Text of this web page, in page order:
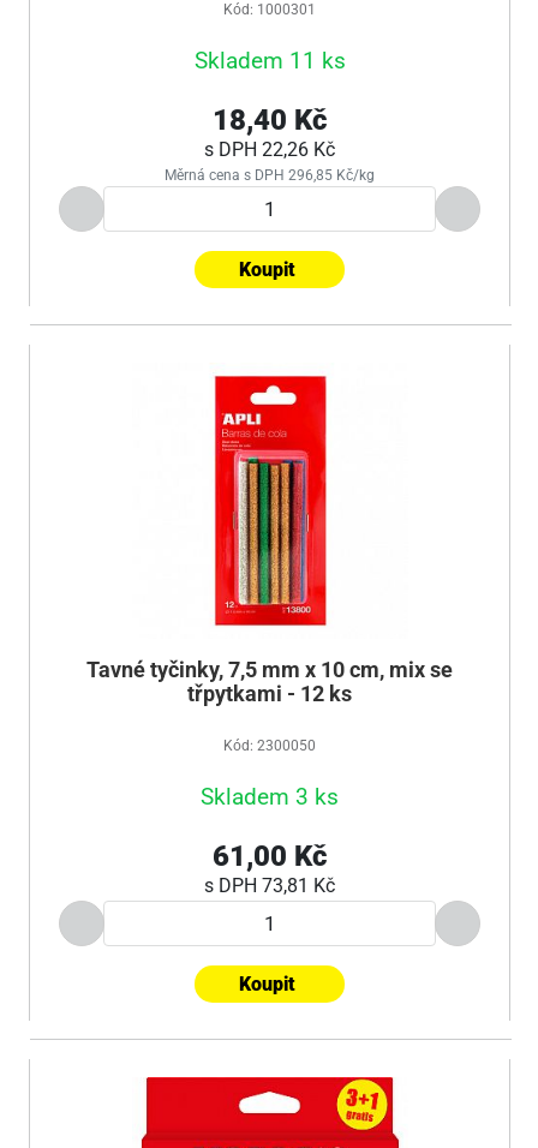
Kód: 1000301
Skladem 11 ks
18,40 Kč
s DPH 22,26 Kč
Měrná cena s DPH 296,85 Kč/kg
Koupit
Tavné tyčinky, 7,5 mm x 10 cm, mix se
třpytkami - 12 ks
Kód: 2300050
Skladem 3 ks
61,00 Kč
s DPH 73,81 Kč
Koupit